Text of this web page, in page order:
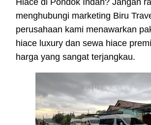
Hiace di Pondok Indah? Jangan
menghubungi marketing Biru
perusahaan kami menawarkan
hiace luxury dan sewa hiace
harga yang sangat terjangkau.